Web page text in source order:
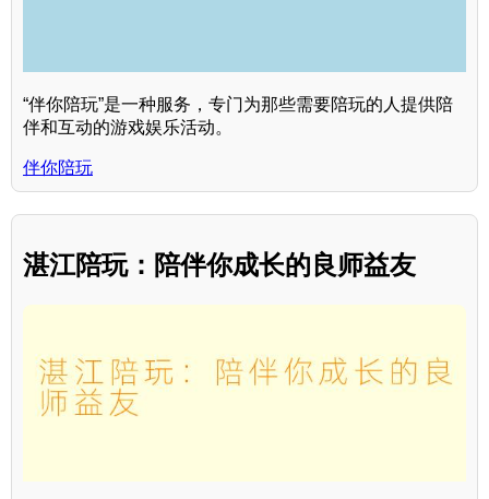
“伴你陪玩”是一种服务，专门为那些需要陪玩的人提供陪
伴和互动的游戏娱乐活动。
伴你陪玩
湛江陪玩：陪伴你成长的良师益友